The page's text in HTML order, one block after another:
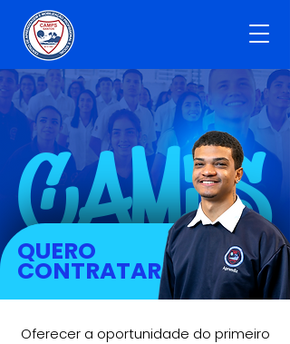
CAMPS
QUERO
CONTRATAR
Oferecer a oportunidade do primeiro